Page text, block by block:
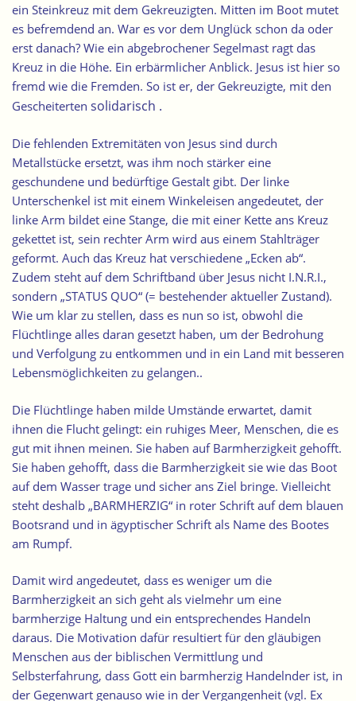
ein Steinkreuz mit dem Gekreuzigten. Mitten im Boot mutet
es befremdend an. War es vor dem Unglück schon da oder
erst danach? Wie ein abgebrochener Segelmast ragt das
Kreuz in die Höhe. Ein erbärmlicher Anblick. Jesus ist hier so
fremd wie die Fremden. So ist er, der Gekreuzigte, mit den
Gescheiterten solidarisch .
Die fehlenden Extremitäten von Jesus sind durch
Metallstücke ersetzt, was ihm noch stärker eine
geschundene und bedürftige Gestalt gibt. Der linke
Unterschenkel ist mit einem Winkeleisen angedeutet, der
linke Arm bildet eine Stange, die mit einer Kette ans Kreuz
gekettet ist, sein rechter Arm wird aus einem Stahlträger
geformt. Auch das Kreuz hat verschiedene „Ecken ab“.
Zudem steht auf dem Schriftband über Jesus nicht I.N.R.I.,
sondern „STATUS QUO“ (= bestehender aktueller Zustand).
Wie um klar zu stellen, dass es nun so ist, obwohl die
Flüchtlinge alles daran gesetzt haben, um der Bedrohung
und Verfolgung zu entkommen und in ein Land mit besseren
Lebensmöglichkeiten zu gelangen..
Die Flüchtlinge haben milde Umstände erwartet, damit
ihnen die Flucht gelingt: ein ruhiges Meer, Menschen, die es
gut mit ihnen meinen. Sie haben auf Barmherzigkeit gehofft.
Sie haben gehofft, dass die Barmherzigkeit sie wie das Boot
auf dem Wasser trage und sicher ans Ziel bringe. Vielleicht
steht deshalb „BARMHERZIG“ in roter Schrift auf dem blauen
Bootsrand und in ägyptischer Schrift als Name des Bootes
am Rumpf.
Damit wird angedeutet, dass es weniger um die
Barmherzigkeit an sich geht als vielmehr um eine
barmherzige Haltung und ein entsprechendes Handeln
daraus. Die Motivation dafür resultiert für den gläubigen
Menschen aus der biblischen Vermittlung und
Selbsterfahrung, dass Gott ein barmherzig Handelnder ist, in
der Gegenwart genauso wie in der Vergangenheit (vgl. Ex